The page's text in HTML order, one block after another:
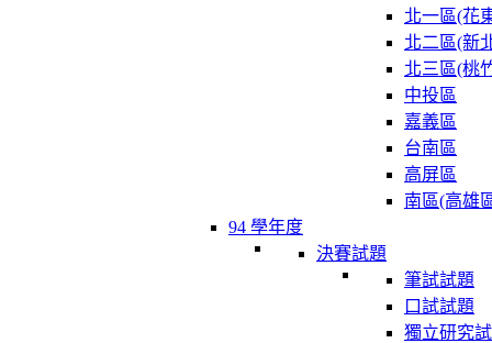
北一區(花
北二區(新
北三區(桃
中投區
嘉義區
台南區
高屏區
南區(高雄
94 學年度
決賽試題
筆試試題
口試試題
獨立研究